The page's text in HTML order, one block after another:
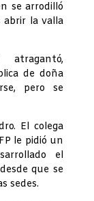
se arrodilló
abrir la valla
de doña
pero se
El colega
le pidió un
el
que se
sedes.